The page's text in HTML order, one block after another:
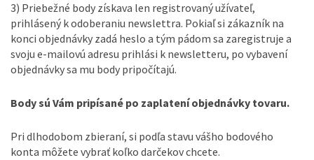
3) Priebežné body získava len registrovaný užívateľ,
prihlásený k odoberaniu newslettra. Pokiaľ si zákazník na
konci objednávky zadá heslo a tým pádom sa zaregistruje a
svoju e-mailovú adresu prihlási k newsletteru, po vybavení
objednávky sa mu body pripočítajú.
Body sú Vám pripísané po zaplatení objednávky tovaru.
Pri dlhodobom zbieraní, si podľa stavu vášho bodového
konta môžete vybrať koľko darčekov chcete.